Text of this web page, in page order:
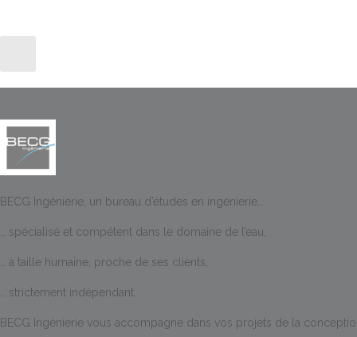
BECG Ingénierie, un bureau d’études en ingénierie…
… spécialisé et compétent dans le domaine de l’eau,
… à taille humaine, proche de ses clients,
… strictement indépendant.
BECG Ingénierie vous accompagne dans vos projets de la